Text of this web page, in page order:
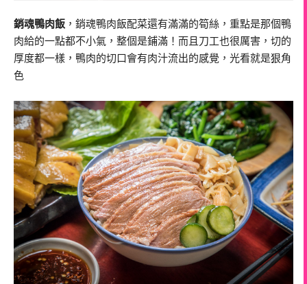
銷魂鴨肉飯 ，銷魂鴨肉飯配菜還有滿滿的筍絲，重點是那個鴨
肉給的一點都不小氣，整個是鋪滿！而且刀工也很厲害，切的
厚度都一樣，鴨肉的切口會有肉汁流出的感覺，光看就是狠角
色